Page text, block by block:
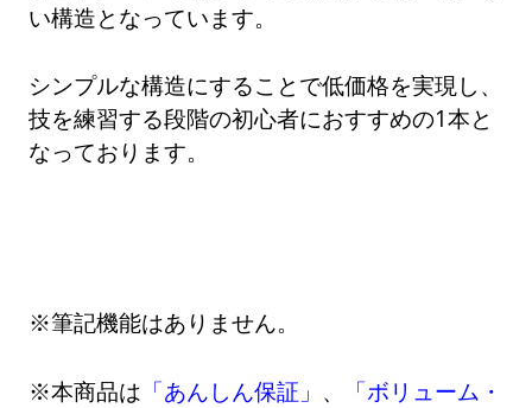
い構造となっています。
シンプルな構造にすることで低価格を実現し、
技を練習する段階の初心者におすすめの1本と
なっております。
※筆記機能はありません。
※本商品は 「あんしん保証」 、
「ボリューム・